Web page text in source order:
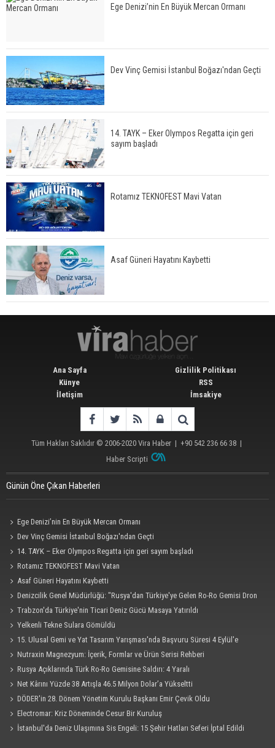
Ege Denizi’nin En Büyük Mercan Ormanı
Dev Vinç Gemisi İstanbul Boğazı'ndan Geçti
14. TAYK – Eker Olympos Regatta için geri
sayım başladı
Rotamız TEKNOFEST Mavi Vatan
Asaf Güneri Hayatını Kaybetti
Ana Sayfa
Künye
İletişim
Gizlilik Politikası
RSS
İmsakiye
Tüm Hakları Saklıdır © 2006-2020 Vira Haber | +90 542 236 66 38 |
Haber Scripti
Günün Öne Çıkan Haberleri
Ege Denizi’nin En Büyük Mercan Ormanı
Dev Vinç Gemisi İstanbul Boğazı'ndan Geçti
14. TAYK – Eker Olympos Regatta için geri sayım başladı
Rotamız TEKNOFEST Mavi Vatan
Asaf Güneri Hayatını Kaybetti
Denizcilik Genel Müdürlüğü: "Rusya'dan Türkiye'ye Gelen Ro-Ro Gemisi Dron
Saldırısına Uğradı"
Trabzon'da Türkiye'nin Ticari Deniz Gücü Masaya Yatırıldı
Yelkenli Tekne Sulara Gömüldü
15. Ulusal Gemi ve Yat Tasarım Yarışması'nda Başvuru Süresi 4 Eylül'e
Uzatıldı
Nutraxin Magnezyum: İçerik, Formlar ve Ürün Serisi Rehberi
Rusya Açıklarında Türk Ro-Ro Gemisine Saldırı: 4 Yaralı
Net Kârını Yüzde 38 Artışla 46.5 Milyon Dolar’a Yükseltti
DÖDER'in 28. Dönem Yönetim Kurulu Başkanı Emir Çevik Oldu
Electromar: Kriz Döneminde Cesur Bir Kuruluş
İstanbul'da Deniz Ulaşımına Sis Engeli: 15 Şehir Hatları Seferi İptal Edildi